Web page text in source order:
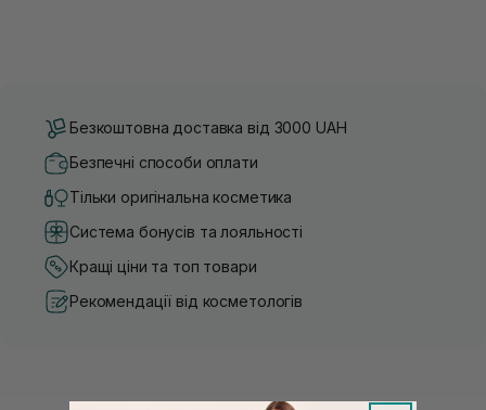
Безкоштовна доставка від 3000 UAH
Безпечні способи оплати
Тільки оригінальна косметика
Система бонусів та лояльності
Кращі ціни та топ товари
Рекомендації від косметологів